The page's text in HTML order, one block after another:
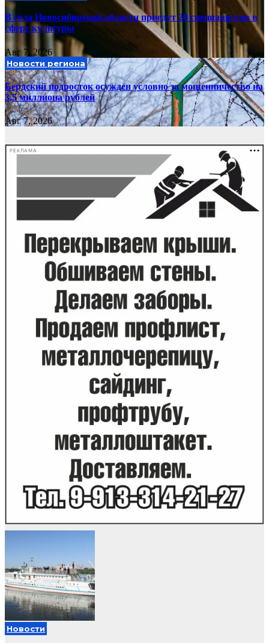
В сёла Новосибирской области приедут 20 специалистов в
сфере культуры
Авг 7, 2026
Новости региона
Бердский подросток осужден условно за мошенничество на
3,5 миллиона рублей
Авг 7, 2026
РЕКЛАМА
Новости